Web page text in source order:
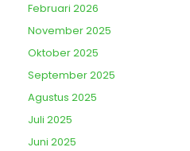
Februari 2026
November 2025
Oktober 2025
September 2025
Agustus 2025
Juli 2025
Juni 2025